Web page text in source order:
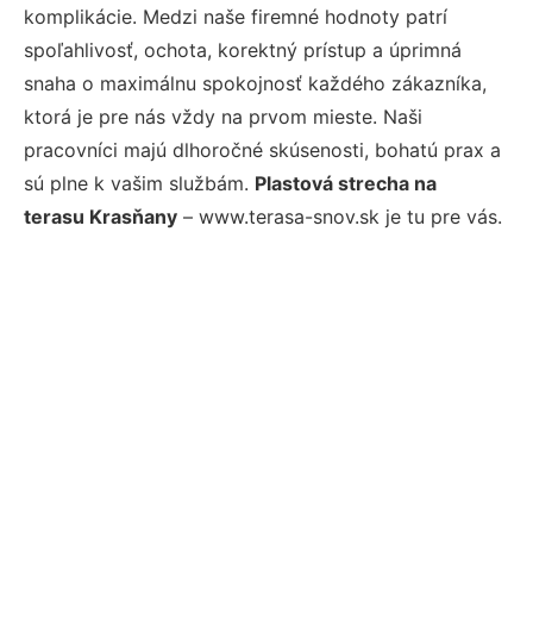
komplikácie. Medzi naše firemné hodnoty patrí
spoľahlivosť, ochota, korektný prístup a úprimná
snaha o maximálnu spokojnosť každého zákazníka,
ktorá je pre nás vždy na prvom mieste. Naši
pracovníci majú dlhoročné skúsenosti, bohatú prax a
sú plne k vašim službám. Plastová strecha na
terasu Krasňany – www.terasa-snov.sk je tu pre vás.